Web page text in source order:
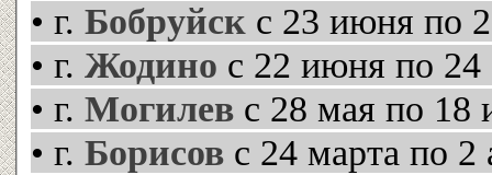
• г. Бобруйск с 23 июня по
• г. Жодино с 22 июня по
• г. Могилев с 28 мая по
• г. Борисов с 24 марта по